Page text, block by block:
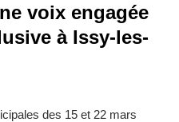
voix engagée
à Issy-les-
des 15 et 22 mars